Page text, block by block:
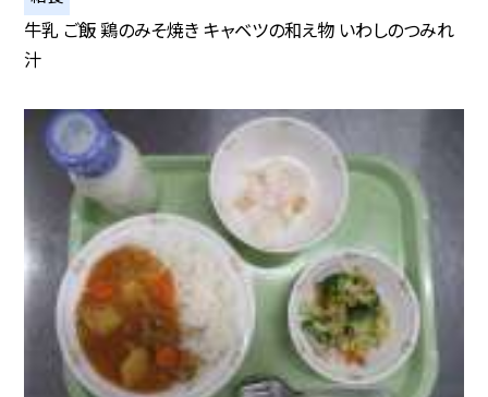
牛乳 ご飯 鶏のみそ焼き キャベツの和え物 いわしのつみれ
汁